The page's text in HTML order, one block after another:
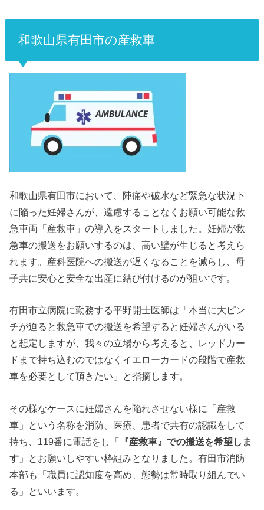
和歌山県有田市の産救車
和歌山県有田市において、陣痛や破水など緊急な状況下
に陥った妊婦さんが、遠慮することなくお願い可能な救
急車両「産救車」の導入をスタートしました。妊婦が救
急車の搬送をお願いするのは、高い壁が生じると考えら
れます。産科医院への搬送が遅くなることを減らし、母
子共に安心と安全な出産に結び付けるのが狙いです。
有田市立病院に勤務する平野開士医師は「本当に大ピン
チが迫ると救急車での搬送を希望すると妊婦さんがいる
と想定しますが、我々の立場から考えると、レッドカー
ドまで持ち込むのではなくイエローカードの段階で産救
車を必要として頂きたい」と指摘します。
その様なケースに妊婦さんを陥れさせない様に「産救
車」という名称を消防、医療、患者で共有の認識をして
持ち、119番に電話をし「 『産救車』での搬送を希望しま
す 」とお願いしやすい枠組みとなりました。有田市消防
本部も「職員に認知度を高め、態勢は常時取り組んでい
る」といいます。